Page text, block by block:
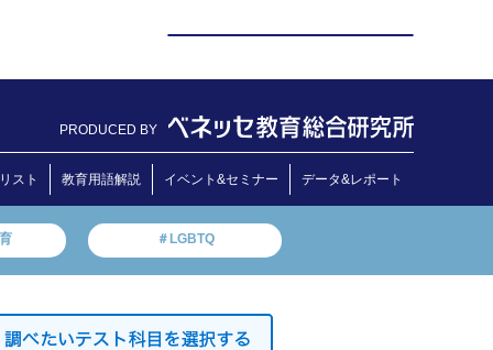
PRODUCED BY
スト 教育用語解説 イベント&セミナー データ&レポート
＃LGBTQ